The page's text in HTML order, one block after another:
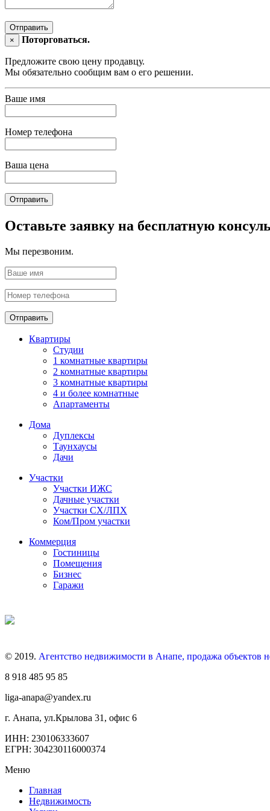
Отправить
×
Поторговаться.
Предложите свою цену продавцу.
Мы обязательно сообщим вам о его решении.
Ваше имя
Номер телефона
Ваша цена
Отправить
Оставьте заявку на бесплатную
Мы перезвоним.
Отправить
Квартиры
Студии
1 комнатные квартиры
2 комнатные квартиры
3 комнатные квартиры
4 и более комнатные
Апартаменты
Дома
Дуплексы
Таунхаусы
Дачи
Участки
Участки ИЖС
Дачные участки
Участки СХ/ЛПХ
Ком/Пром участки
Коммерция
Гостиницы
Помещения
Бизнес
Гаражи
© 2019. Агентство недвижимости в Анапе, продажа объектов
8 918 485 95 85
liga-anapa@yandex.ru
г. Анапа, ул.Крылова 31, офис 6
ИНН: 230106333607
ЕГРН: 304230116000374
Меню
Главная
Недвижимость